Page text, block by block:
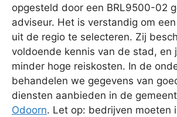
opgesteld door een BRL9500-02
adviseur. Het is verstandig om
uit de regio te selecteren. Zij
voldoende kennis van de stad, en
minder hoge reiskosten. In de
behandelen we gegevens van
diensten aanbieden in de
Odoorn. Let op: bedrijven moeten